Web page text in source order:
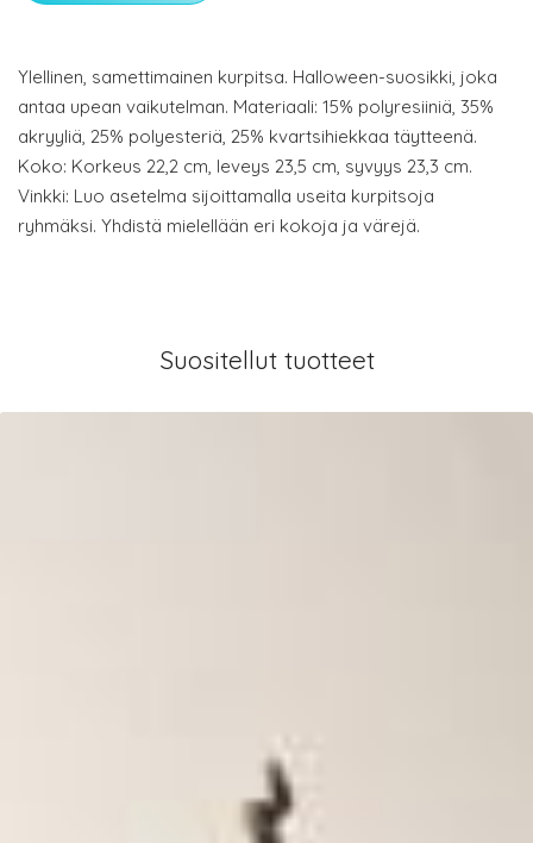
Ylellinen, samettimainen kurpitsa. Halloween-suosikki, joka
antaa upean vaikutelman. Materiaali: 15% polyresiiniä, 35%
akryyliä, 25% polyesteriä, 25% kvartsihiekkaa täytteenä.
Koko: Korkeus 22,2 cm, leveys 23,5 cm, syvyys 23,3 cm.
Vinkki: Luo asetelma sijoittamalla useita kurpitsoja
ryhmäksi. Yhdistä mielellään eri kokoja ja värejä.
Suositellut tuotteet